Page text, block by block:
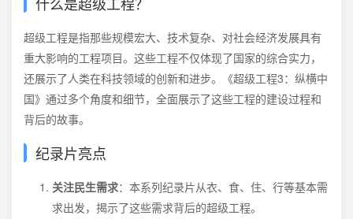
超级工程是指那些规模宏大、技术复杂、对社会经济发展具有
重大影响的工程项目。这些工程不仅体现了国家的综合实力，
还展示了人类在科技领域的创新和进步。《超级工程3：纵横中
国》通过多个角度和细节，全面展示了这些工程的建设过程和
背后的故事。
纪录片亮点
关注民生需求：本系列纪录片从衣、食、住、行等基本需
求出发，揭示了这些需求背后的超级工程。